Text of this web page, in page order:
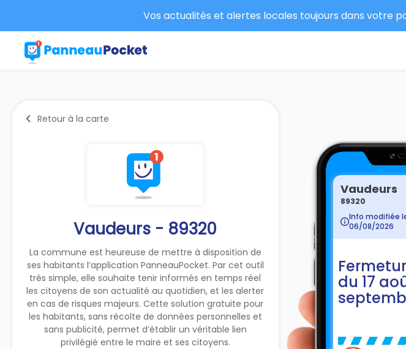
Vos actualités et alertes locales toujours dans votre
Retour à la carte
Vaudeurs - 89320
La commune est heureuse de mettre à disposition de
ses habitants l’application PanneauPocket. Par cet outil
très simple, elle souhaite tenir informés en temps réel
les citoyens de son actualité au quotidien, et les alerter
en cas de risques majeurs. Cette solution gratuite pour
les habitants, sans récolte de données personnelles et
sans publicité, permet d’établir un véritable lien
privilégié entre le maire et ses citoyens.
Vaudeurs
89320
Info modifiée
06/08/2026
du 17